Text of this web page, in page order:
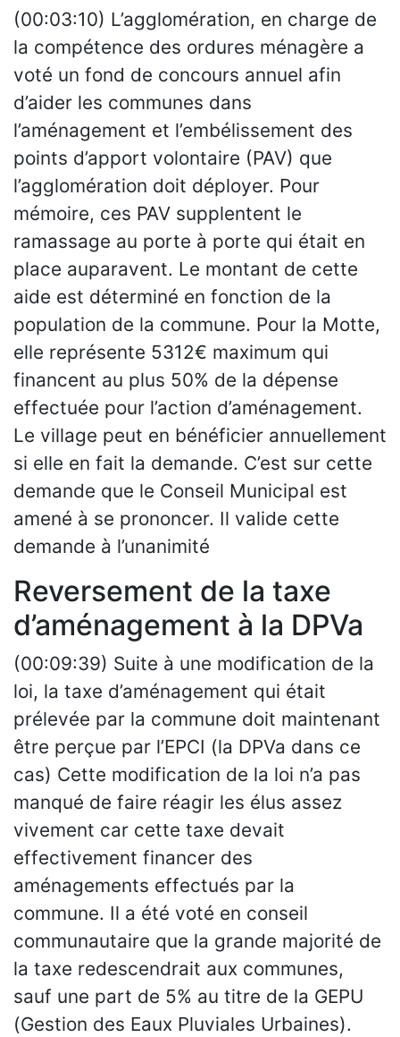
(00:03:10) L’agglomération, en charge de
la compétence des ordures ménagère a
voté un fond de concours annuel afin
d’aider les communes dans
l’aménagement et l’embélissement des
points d’apport volontaire (PAV) que
l’agglomération doit déployer. Pour
mémoire, ces PAV supplentent le
ramassage au porte à porte qui était en
place auparavent. Le montant de cette
aide est déterminé en fonction de la
population de la commune. Pour la Motte,
elle représente 5312€ maximum qui
financent au plus 50% de la dépense
effectuée pour l’action d’aménagement.
Le village peut en bénéficier annuellement
si elle en fait la demande. C’est sur cette
demande que le Conseil Municipal est
amené à se prononcer. Il valide cette
demande à l’unanimité
Reversement de la taxe
d’aménagement à la DPVa
(00:09:39) Suite à une modification de la
loi, la taxe d’aménagement qui était
prélevée par la commune doit maintenant
être perçue par l’EPCI (la DPVa dans ce
cas) Cette modification de la loi n’a pas
manqué de faire réagir les élus assez
vivement car cette taxe devait
effectivement financer des
aménagements effectués par la
commune. Il a été voté en conseil
communautaire que la grande majorité de
la taxe redescendrait aux communes,
sauf une part de 5% au titre de la GEPU
(Gestion des Eaux Pluviales Urbaines).